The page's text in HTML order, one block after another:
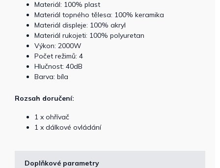
Materiál: 100% plast
Materiál topného tělesa: 100% keramika
Materiál displeje: 100% akryl
Materiál rukojeti: 100% polyuretan
Výkon: 2000W
Počet režimů: 4
Hlučnost: 40dB
Barva: bíla
Rozsah doručení:
1 x ohřívač
1 x dálkové ovládání
Doplňkové parametry